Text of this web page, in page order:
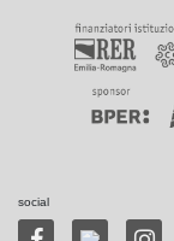
social